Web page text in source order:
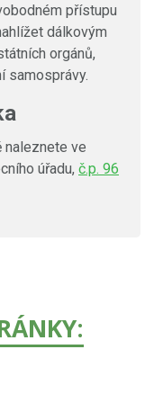
přístupu
dálkovým
orgánů,
samosprávy.
naleznete ve
úřadu, č.p. 96